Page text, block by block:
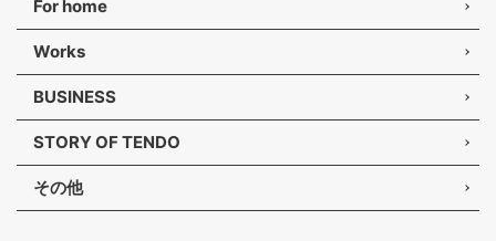
For home
Works
BUSINESS
STORY OF TENDO
その他